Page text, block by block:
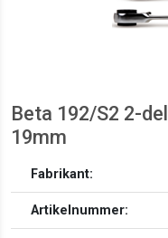
Beta 192/S2 2-
19mm
Fabrikant:
Artikelnummer: